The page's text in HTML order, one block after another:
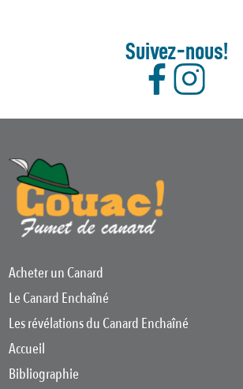
Suivez-nous!
Acheter un Canard
Le Canard Enchaîné
Les révélations du Canard Enchaîné
Accueil
Bibliographie